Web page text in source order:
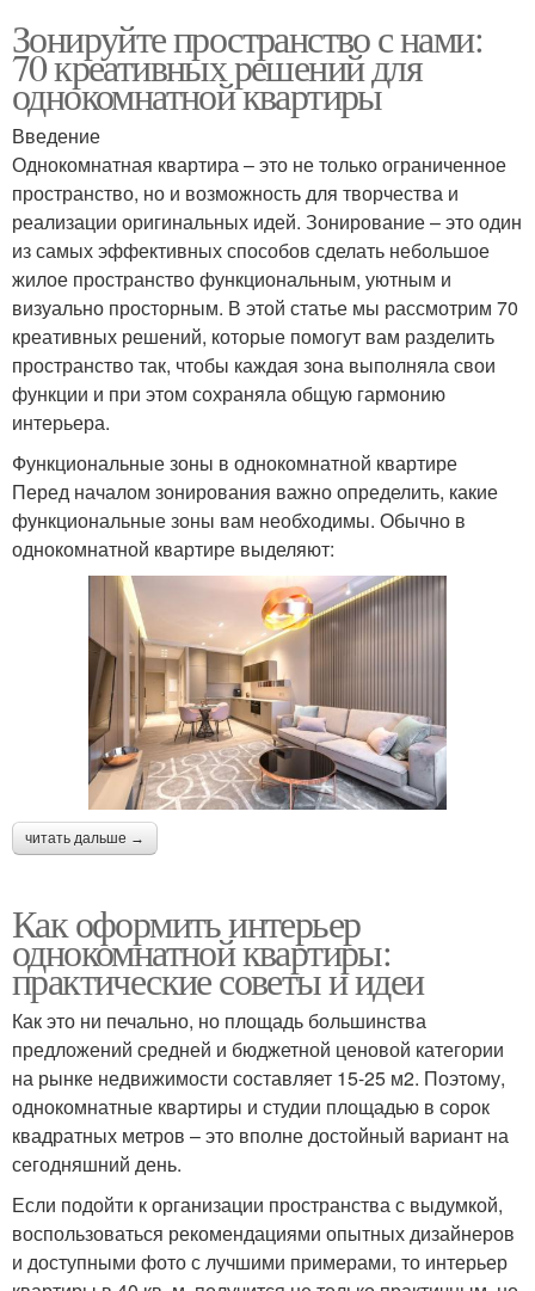
Зонируйте пространство с нами:
70 креативных решений для
однокомнатной квартиры
Введение
Однокомнатная квартира – это не только ограниченное
пространство, но и возможность для творчества и
реализации оригинальных идей. Зонирование – это один
из самых эффективных способов сделать небольшое
жилое пространство функциональным, уютным и
визуально просторным. В этой статье мы рассмотрим 70
креативных решений, которые помогут вам разделить
пространство так, чтобы каждая зона выполняла свои
функции и при этом сохраняла общую гармонию
интерьера.
Функциональные зоны в однокомнатной квартире
Перед началом зонирования важно определить, какие
функциональные зоны вам необходимы. Обычно в
однокомнатной квартире выделяют:
читать дальше →
Как оформить интерьер
однокомнатной квартиры:
практические советы и идеи
Как это ни печально, но площадь большинства
предложений средней и бюджетной ценовой категории
на рынке недвижимости составляет 15-25 м2. Поэтому,
однокомнатные квартиры и студии площадью в сорок
квадратных метров – это вполне достойный вариант на
сегодняшний день.
Если подойти к организации пространства с выдумкой,
воспользоваться рекомендациями опытных дизайнеров
и доступными фото с лучшими примерами, то интерьер